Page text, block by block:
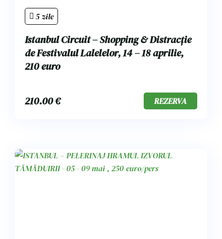
5 zile
Istanbul Circuit – Shopping & Distracție
de Festivalul Lalelelor, 14 – 18 aprilie,
210 euro
210.00€ REZERVA